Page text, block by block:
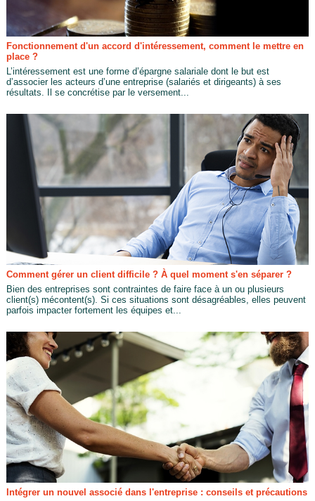
Fonctionnement d'un accord d'intéressement, comment le mettre en
place ?
L’intéressement est une forme d’épargne salariale dont le but est
d’associer les acteurs d’une entreprise (salariés et dirigeants) à ses
résultats. Il se concrétise par le versement...
Comment gérer un client difficile ? À quel moment s'en séparer ?
Bien des entreprises sont contraintes de faire face à un ou plusieurs
client(s) mécontent(s). Si ces situations sont désagréables, elles peuvent
parfois impacter fortement les équipes et...
Intégrer un nouvel associé dans l'entreprise : conseils et précautions